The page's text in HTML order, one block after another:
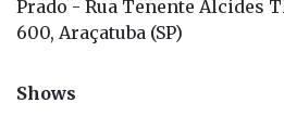
Quarta-feira, 6/9: Gusttavo Lima